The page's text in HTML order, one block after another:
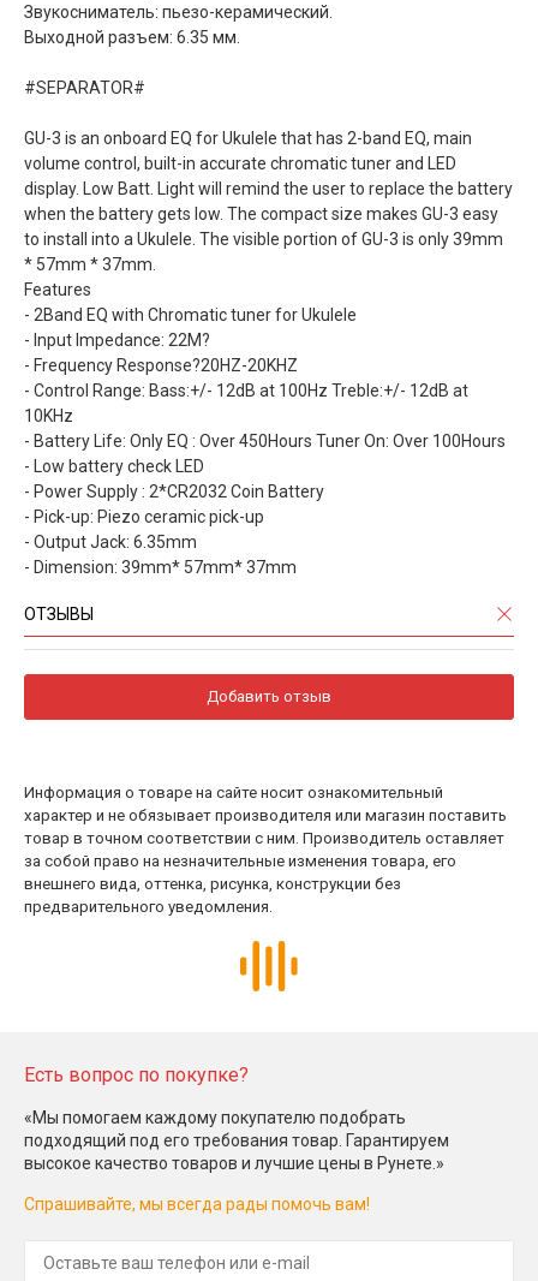
Звукосниматель: пьезо-керамический.
Выходной разъем: 6.35 мм.
#SEPARATOR#
GU-3 is an onboard EQ for Ukulele that has 2-band EQ, main
volume control, built-in accurate chromatic tuner and LED
display. Low Batt. Light will remind the user to replace the battery
when the battery gets low. The compact size makes GU-3 easy
to install into a Ukulele. The visible portion of GU-3 is only 39mm
* 57mm * 37mm.
Features
- 2Band EQ with Chromatic tuner for Ukulele
- Input Impedance: 22M?
- Frequency Response?20HZ-20KHZ
- Control Range: Bass:+/- 12dB at 100Hz Treble:+/- 12dB at
10KHz
- Battery Life: Only EQ : Over 450Hours Tuner On: Over 100Hours
- Low battery check LED
- Power Supply : 2*CR2032 Coin Battery
- Pick-up: Piezo ceramic pick-up
- Output Jack: 6.35mm
- Dimension: 39mm* 57mm* 37mm
ОТЗЫВЫ
Добавить отзыв
Информация о товаре на сайте носит ознакомительный
характер и не обязывает производителя или магазин поставить
товар в точном соответствии с ним. Производитель оставляет
за собой право на незначительные изменения товара, его
внешнего вида, оттенка, рисунка, конструкции без
предварительного уведомления.
Есть вопрос по покупке?
«Мы помогаем каждому покупателю подобрать
подходящий под его требования товар. Гарантируем
высокое качество товаров и лучшие цены в Рунете.»
Спрашивайте, мы всегда рады помочь вам!